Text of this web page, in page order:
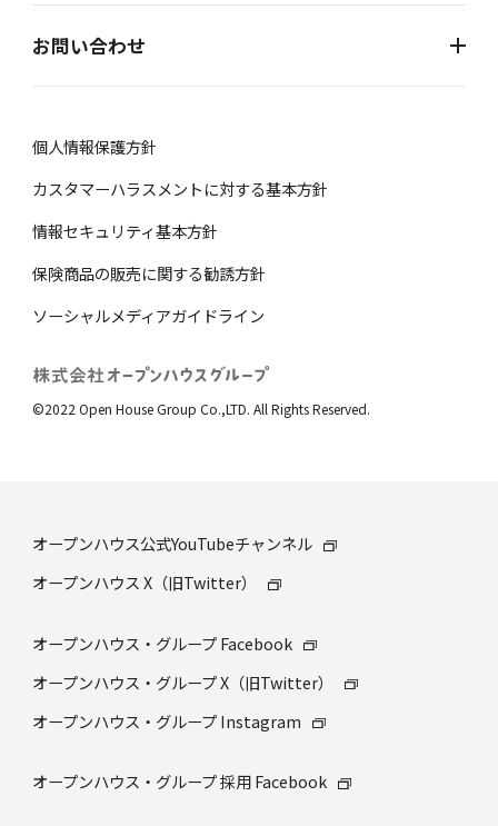
お問い合わせ
個⼈情報保護⽅針
カスタマーハラスメントに対する基本方針
情報セキュリティ基本方針
保険商品の販売に関する勧誘⽅針
ソーシャルメディアガイドライン
©2022 Open House Group Co.,LTD. All Rights Reserved.
オープンハウス公式YouTubeチャンネル
オープンハウス X（旧Twitter）
オープンハウス・グループ Facebook
オープンハウス・グループ X（旧Twitter）
オープンハウス・グループ Instagram
オープンハウス・グループ 採⽤ Facebook